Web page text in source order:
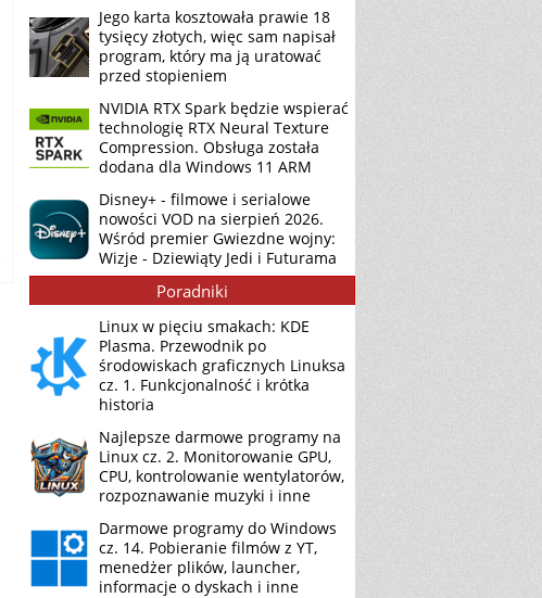
Jego karta kosztowała prawie 18
tysięcy złotych, więc sam napisał
program, który ma ją uratować
przed stopieniem
NVIDIA RTX Spark będzie wspierać
technologię RTX Neural Texture
Compression. Obsługa została
dodana dla Windows 11 ARM
Disney+ - filmowe i serialowe
nowości VOD na sierpień 2026.
Wśród premier Gwiezdne wojny:
Wizje - Dziewiąty Jedi i Futurama
Poradniki
Linux w pięciu smakach: KDE
Plasma. Przewodnik po
środowiskach graficznych Linuksa
cz. 1. Funkcjonalność i krótka
historia
Najlepsze darmowe programy na
Linux cz. 2. Monitorowanie GPU,
CPU, kontrolowanie wentylatorów,
rozpoznawanie muzyki i inne
Darmowe programy do Windows
cz. 14. Pobieranie filmów z YT,
menedżer plików, launcher,
informacje o dyskach i inne